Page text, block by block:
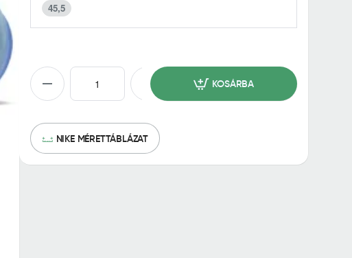
45,5
KOSÁRBA
NIKE MÉRETTÁBLÁZAT